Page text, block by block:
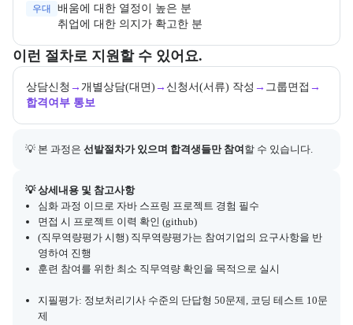
우대
취업에 대한 의지가 확고한 분
이런 절차로 지원할 수 있어요.
교육과정 지원 절차와 참여 조건, 상세 참고사항을 안내한다.
상담신청 → 개별상담(대면) → 신청서(서류) 작성 → 그룹면접 →
합격여부 통보
💡 본 과정은 선발절차가 있으며 합격생들만 참여 할 수 있습니다.
💡 상세내용 및 참고사항
아래에는 지원 절차의 상세 설명 및 참고 링크가 포함된다.
심화 과정 이므로 자바 스프링 프로젝트 경험 필수
면접 시 프로젝트 이력 확인 (github)
(직무역량평가 시행) 직무역량평가는 참여기업의 요구사항을 반
영하여 진행
훈련 참여를 위한 최소 직무역량 확인을 목적으로 실시
지필평가: 정보처리기사 수준의 단답형 50문제, 코딩 테스트 10문
제